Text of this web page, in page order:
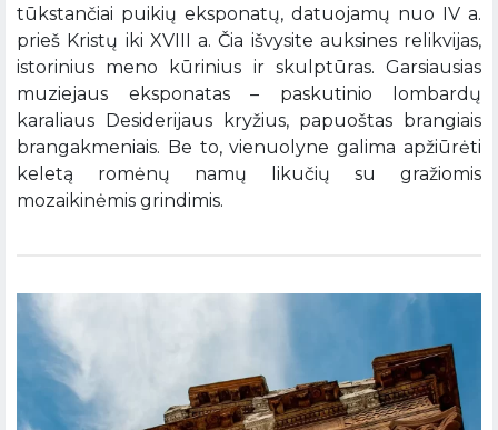
tūkstančiai puikių eksponatų, datuojamų nuo IV a.
prieš Kristų iki XVIII a. Čia išvysite auksines relikvijas,
istorinius meno kūrinius ir skulptūras. Garsiausias
muziejaus eksponatas – paskutinio lombardų
karaliaus Desiderijaus kryžius, papuoštas brangiais
brangakmeniais. Be to, vienuolyne galima apžiūrėti
keletą romėnų namų likučių su gražiomis
mozaikinėmis grindimis.